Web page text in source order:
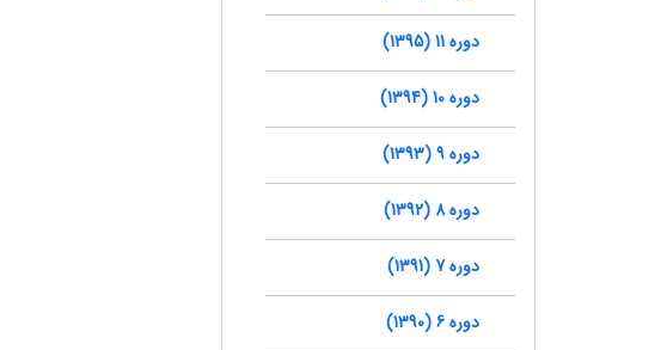
دوره 11 (1395)
دوره 10 (1394)
دوره 9 (1393)
دوره 8 (1392)
دوره 7 (1391)
دوره 6 (1390)